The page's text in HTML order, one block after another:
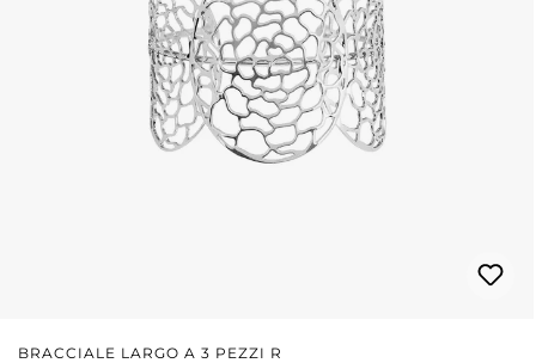
BRACCIALE LARGO A 3 PEZZI R